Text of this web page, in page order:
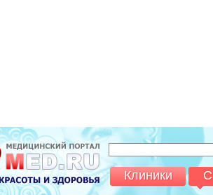
Клиники